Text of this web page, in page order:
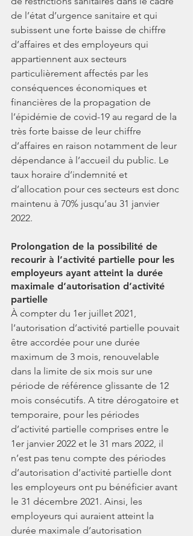
de l’état d’urgence sanitaire et qui
subissent une forte baisse de chiffre
d’affaires et des employeurs qui
appartiennent aux secteurs
particulièrement affectés par les
conséquences économiques et
financières de la propagation de
l’épidémie de covid-19 au regard de la
très forte baisse de leur chiffre
d’affaires en raison notamment de leur
dépendance à l’accueil du public. Le
taux horaire d’indemnité et
d’allocation pour ces secteurs est donc
maintenu à 70% jusqu’au 31 janvier
2022.
Prolongation de la possibilité de
recourir à l’activité partielle pour les
employeurs ayant atteint la durée
maximale d’autorisation d’activité
partielle
À compter du 1er juillet 2021,
l’autorisation d’activité partielle pouvait
être accordée pour une durée
maximum de 3 mois, renouvelable
dans la limite de six mois sur une
période de référence glissante de 12
mois consécutifs. A titre dérogatoire et
temporaire, pour les périodes
d’activité partielle comprises entre le
1er janvier 2022 et le 31 mars 2022, il
n’est pas tenu compte des périodes
d’autorisation d’activité partielle dont
les employeurs ont pu bénéficier avant
le 31 décembre 2021. Ainsi, les
employeurs qui auraient atteint la
durée maximale d’autorisation